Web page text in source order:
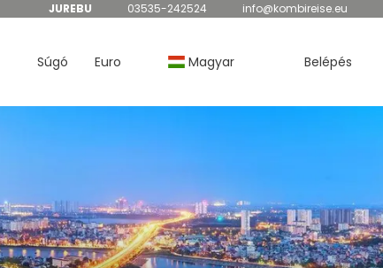
JUREBU 03535-242524 info@kombireise.eu
Súgó Euro Magyar Belépés